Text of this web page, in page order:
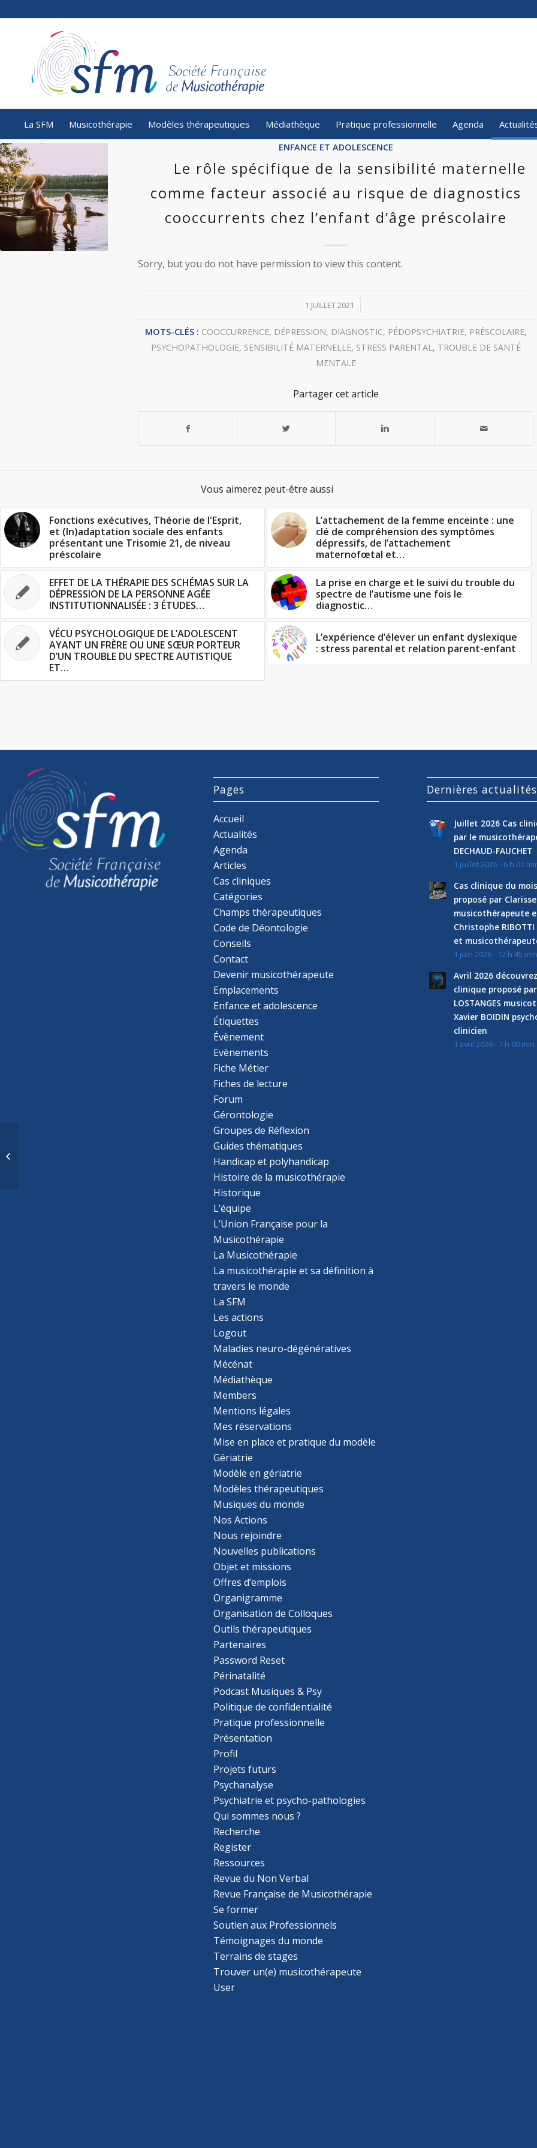
La SFM Musicothérapie Modèles thérapeutiques Médiathèque Pratique professionnelle Agenda
ENFANCE ET ADOLESCENCE
Le rôle spécifique de la sensibilité maternelle
comme facteur associé au risque de diagnostics
cooccurrents chez l’enfant d’âge préscolaire
Sorry, but you do not have permission to view this content.
1 JUILLET 2021
/
MOTS-CLÉS : COOCCURRENCE, DÉPRESSION, DIAGNOSTIC, PÉDOPSYCHIATRIE, PRÉSCOLAIRE,
PSYCHOPATHOLOGIE, SENSIBILITÉ MATERNELLE, STRESS PARENTAL, TROUBLE DE SANTÉ
MENTALE
Partager cet article
Vous aimerez peut-être aussi
Fonctions exécutives, Théorie de l'Esprit,
et (In)adaptation sociale des enfants
présentant une Trisomie 21, de niveau
préscolaire
L’attachement de la femme enceinte : une
clé de compréhension des symptômes
dépressifs, de l’attachement
maternofœtal et…
EFFET DE LA THÉRAPIE DES SCHÉMAS SUR LA
DÉPRESSION DE LA PERSONNE AGÉE
INSTITUTIONNALISÉE : 3 ÉTUDES…
La prise en charge et le suivi du trouble du
spectre de l’autisme une fois le
diagnostic…
VÉCU PSYCHOLOGIQUE DE L’ADOLESCENT
AYANT UN FRÈRE OU UNE SŒUR PORTEUR
D’UN TROUBLE DU SPECTRE AUTISTIQUE
ET…
L’expérience d’élever un enfant dyslexique
: stress parental et relation parent-enfant
Pages
Accueil
Actualités
Agenda
Articles
Cas cliniques
Catégories
Champs thérapeutiques
Code de Déontologie
Conseils
Contact
Devenir musicothérapeute
Emplacements
Enfance et adolescence
Étiquettes
Évènement
Evènements
Fiche Métier
Fiches de lecture
Forum
Gérontologie
Groupes de Réflexion
Guides thématiques
Handicap et polyhandicap
Histoire de la musicothérapie
Historique
L’équipe
L’Union Française pour la
Musicothérapie
La Musicothérapie
La musicothérapie et sa définition à
travers le monde
La SFM
Les actions
Logout
Maladies neuro-dégénératives
Mécénat
Médiathèque
Members
Mentions légales
Mes réservations
Mise en place et pratique du modèle
Gériatrie
Modèle en gériatrie
Modèles thérapeutiques
Musiques du monde
Nos Actions
Nous rejoindre
Nouvelles publications
Objet et missions
Offres d’emplois
Organigramme
Organisation de Colloques
Outils thérapeutiques
Partenaires
Password Reset
Périnatalité
Podcast Musiques & Psy
Politique de confidentialité
Pratique professionnelle
Présentation
Profil
Projets futurs
Psychanalyse
Psychiatrie et psycho-pathologies
Qui sommes nous ?
Recherche
Register
Ressources
Revue du Non Verbal
Revue Française de Musicothérapie
Se former
Soutien aux Professionnels
Témoignages du monde
Terrains de stages
Trouver un(e) musicothérapeute
User
Dernières actualités
Juillet 2026 Cas
par le
DECHAUD-FAUCHET
1 juillet 2026 - 6 h 00
Cas clinique du
proposé par Clarisse
musicothérapeute
Christophe
et
1 juin 2026 - 12 h 45 min
Avril 2026
clinique proposé
LOSTANGES
Xavier BOIDIN
clinicien
1 avril 2026 - 7 h 00 min